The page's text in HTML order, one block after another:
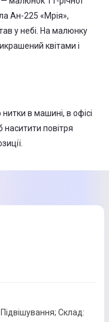
Ан-225 «Мрія»,
у небі. На малюнку
квітами і
в машині, в офісі
повітря
Склад: